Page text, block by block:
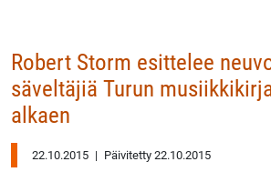
Robert Storm esittelee
säveltäjiä Turun
alkaen
22.10.2015 | Päivitetty 22.10.2015